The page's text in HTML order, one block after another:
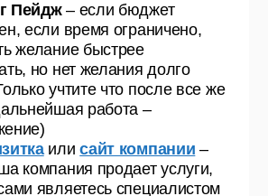
Пейдж– если бюджет
если время ограничено,
желание быстрее
но нет желания долго
учтите что после все же
работа –
илисайт компании –
компания продает услуги,
являетесь специалистом